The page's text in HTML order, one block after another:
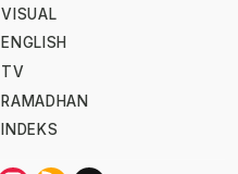
VISUAL
ENGLISH
TV
RAMADHAN
INDEKS